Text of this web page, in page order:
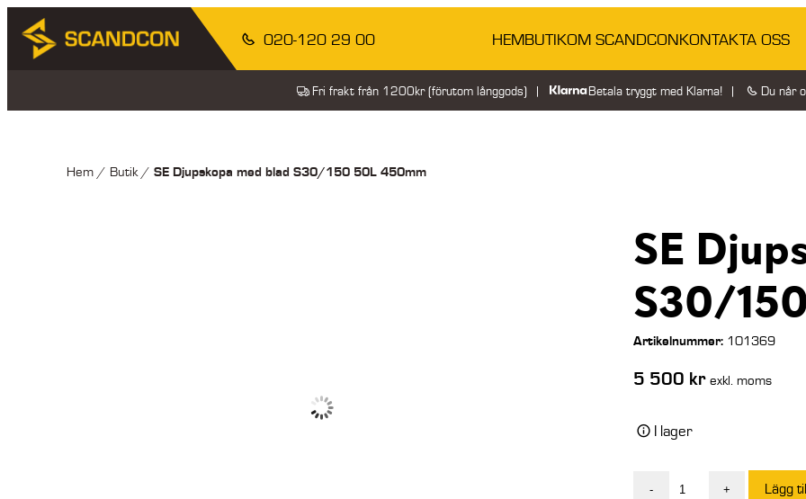
020-120 29 00 HEMBUTIKOM SCANDCONKONTAKTA OSS
Fri frakt från 1200kr (förutom långgods) Betala tryggt med Klarna! Du når
Hem / Butik/SE Djupskopa med blad S30/150 50L 450mm
SE
S30/
Artikelnummer: 101369
5 500 kr exkl. moms
I lager
- + Lägg